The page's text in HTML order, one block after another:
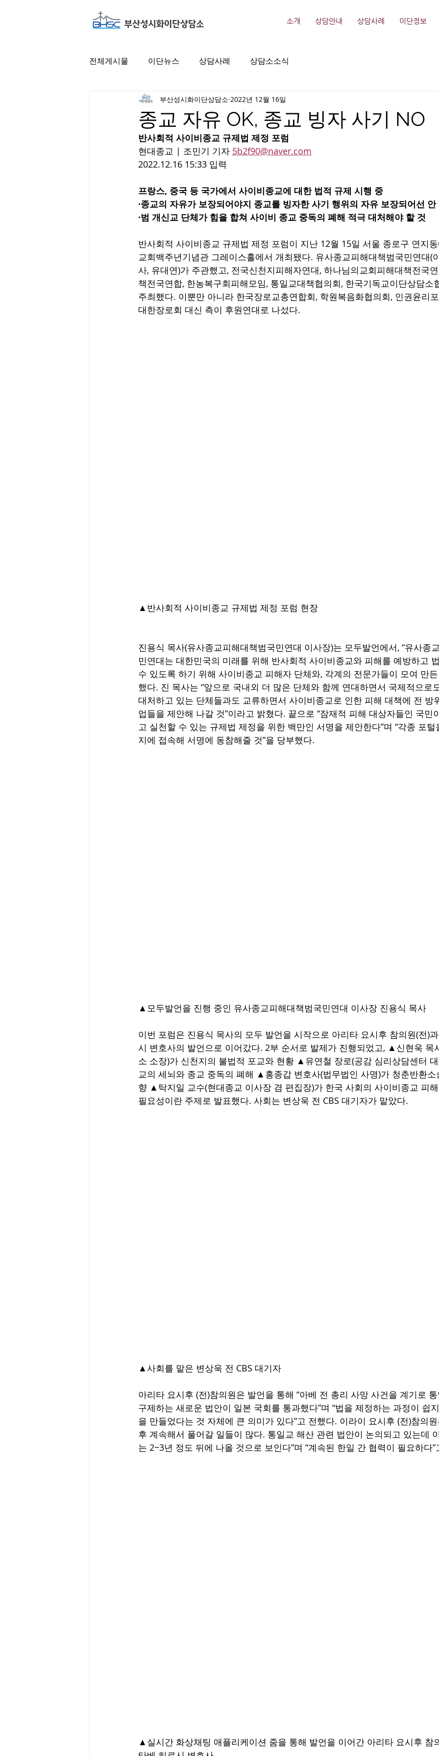
소개 상담안내 상담사례 이단정보
전체게시물 이단뉴스 상담사례 상담소소식
종교 자유 OK, 종교 빙자 사기 NO
부산성시화이단상담소 2022년 12월 16일
반사회적 사이비종교 규제법 제정 포럼
현대종교 | 조민기 기자 5b2f90@naver.com
2022.12.16 15:33 입력
프랑스, 중국 등 국가에서 사이비종교에 대한 법적 규제 시행 중
·종교의 자유가 보장되어야지 종교를 빙자한 사기 행위의 자유 보장되어선 안
·범 개신교 단체가 힘을 합쳐 사이비 종교 중독의 폐해 적극 대처해야 할 것
반사회적 사이비종교 규제법 제정 포럼이 지난 12월 15일 서울 종로구 연지
교회백주년기념관 그레이스홀에서 개최됐다. 유사종교피해대책범국민연대(
사, 유대연)가 주관했고, 전국신천지피해자연대, 하나님의교회피해대책전국연
책전국연합, 한농복구회피해모임, 통일교대책협의회, 한국기독교이단상담소
주최했다. 이뿐만 아니라 한국장로교총연합회, 학원복음화협의회, 인권윤리
대한장로회 대신 측이 후원연대로 나섰다.
▲반사회적 사이비종교 규제법 제정 포럼 현장
진용식 목사(유사종교피해대책범국민연대 이사장)는 모두발언에서, “유사종
민연대는 대한민국의 미래를 위해 반사회적 사이비종교와 피해를 예방하고
수 있도록 하기 위해 사이비종교 피해자 단체와, 각계의 전문가들이 모여 만
했다. 진 목사는 “앞으로 국내외 더 많은 단체와 함께 연대하면서 국제적으로
대처하고 있는 단체들과도 교류하면서 사이비종교로 인한 피해 대책에 전 방
업들을 제안해 나갈 것”이라고 밝혔다. 끝으로 “잠재적 피해 대상자들인 국민
고 실천할 수 있는 규제법 제정을 위한 백만인 서명을 제안한다”며 “각종 포털
지에 접속해 서명에 동참해줄 것”을 당부했다.
▲모두발언을 진행 중인 유사종교피해대책범국민연대 이사장 진용식 목사
이번 포럼은 진용식 목사의 모두 발언을 시작으로 아리타 요시후 참의원(전)
시 변호사의 발언으로 이어갔다. 2부 순서로 발제가 진행되었고, ▲신현욱 목
소 소장)가 신천지의 불법적 포교와 현황 ▲유연철 장로(공감 심리상담센터
교의 세뇌와 종교 중독의 폐해 ▲홍종갑 변호사(법무법인 사명)가 청춘반환
향 ▲탁지일 교수(현대종교 이사장 겸 편집장)가 한국 사회의 사이비종교 피
필요성이란 주제로 발표했다. 사회는 변상욱 전 CBS 대기자가 맡았다.
▲사회를 맡은 변상욱 전 CBS 대기자
아리타 요시후 (전)참의원은 발언을 통해 “아베 전 총리 사망 사건을 계기로
구제하는 새로운 법안이 일본 국회를 통과했다”며 “법을 제정하는 과정이 쉽
을 만들었다는 것 자체에 큰 의미가 있다”고 전했다. 이라이 요시후 (전)참의원
후 계속해서 풀어갈 일들이 많다. 통일교 해산 관련 법안이 논의되고 있는데
는 2~3년 정도 뒤에 나올 것으로 보인다”며 “계속된 한일 간 협력이 필요하다
▲실시간 화상채팅 애플리케이션 줌을 통해 발언을 이어간 아리타 요시후 참